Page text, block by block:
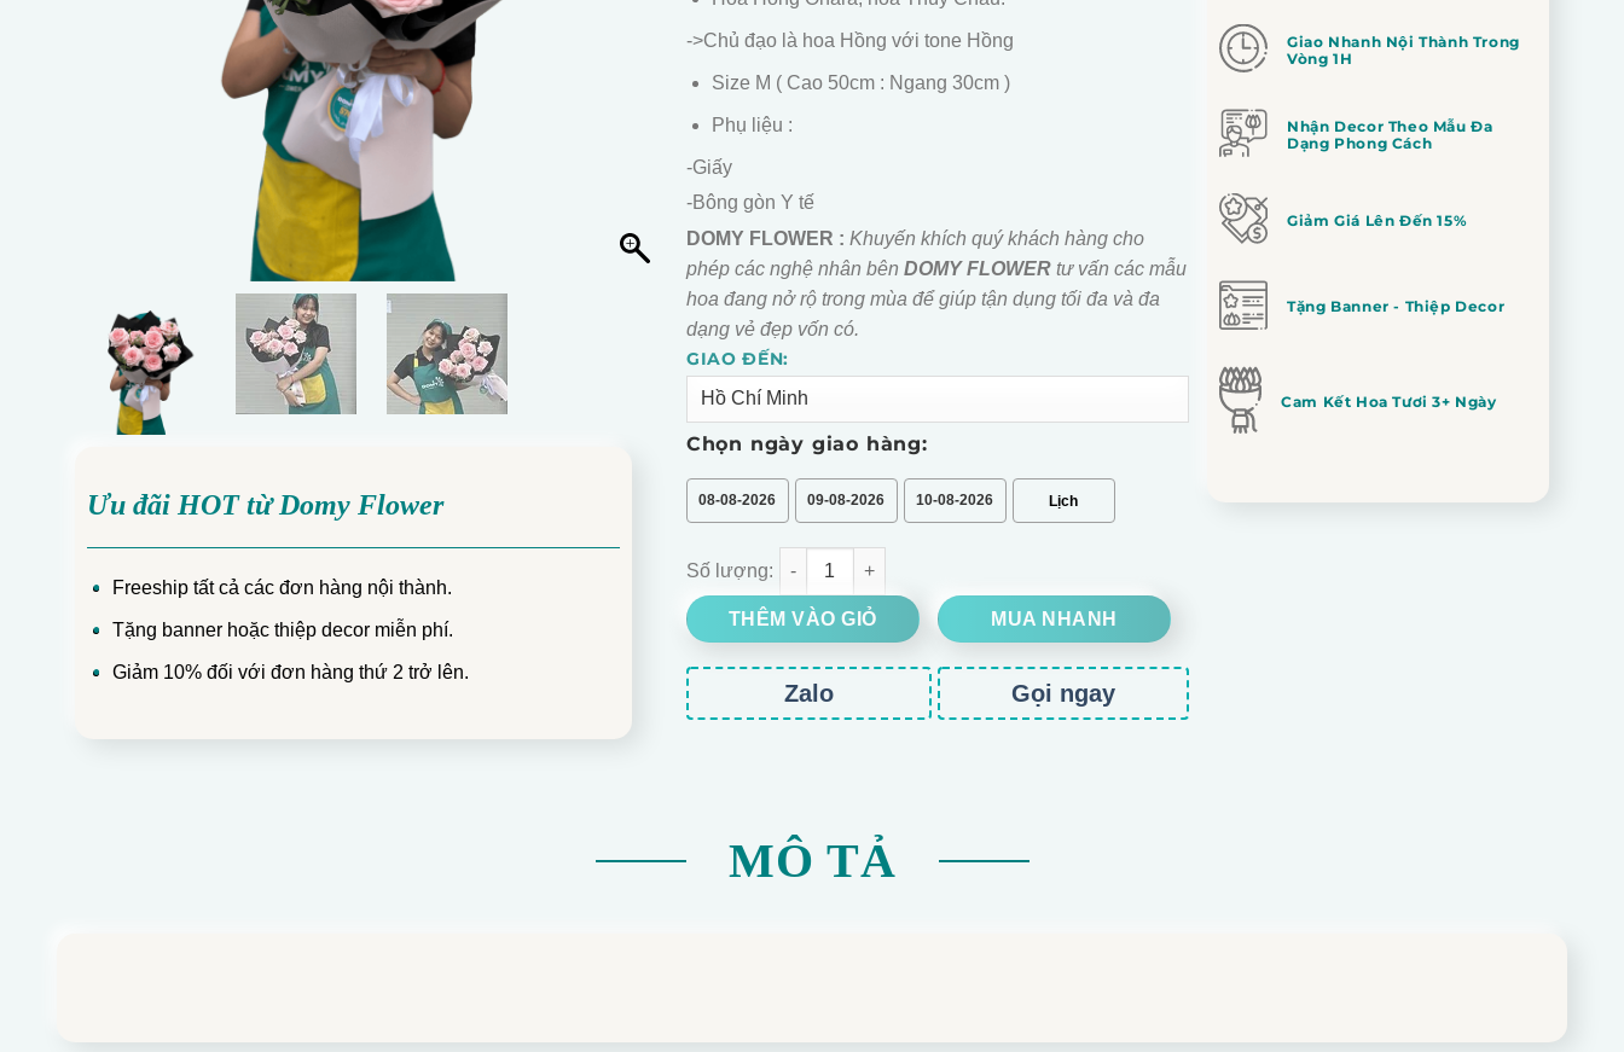
Ưu đãi HOT từ Domy Flower
Freeship tất cả các đơn hàng nội thành.
Tặng banner hoặc thiệp decor miễn phí.
Giảm 10% đối với đơn hàng thứ 2 trở lên.
->Chủ đạo là hoa Hồng với tone Hồng
Size M ( Cao 50cm : Ngang 30cm )
Phụ liệu :
-Giấy
-Bông gòn Y tế
DOMY FLOWER : Khuyến khích quý khách hàng cho
phép các nghệ nhân bên DOMY FLOWERtư vấn các mẫu
hoa đang nở rộ trong mùa để giúp tận dụng tối đa và đa
dạng vẻ đẹp vốn có.
GIAO ĐẾN:
Chọn ngày giao hàng:
08-08-2026 09-08-2026 10-08-2026
BÓ HOA HỒN OHARA MIX THÚY CHÂU số lượng
THÊM VÀO GIỎ MUA NHANH
Alternative:
Zalo Gọi ngay
Giao Nhanh Nội Thành Trong
Vòng 1H
Nhận Decor Theo Mẫu Đa
Dạng Phong Cách
Giảm Giá Lên Đến 15%
Tặng Banner - Thiệp Decor
Cam Kết Hoa Tươi 3+ Ngày
MÔ TẢ